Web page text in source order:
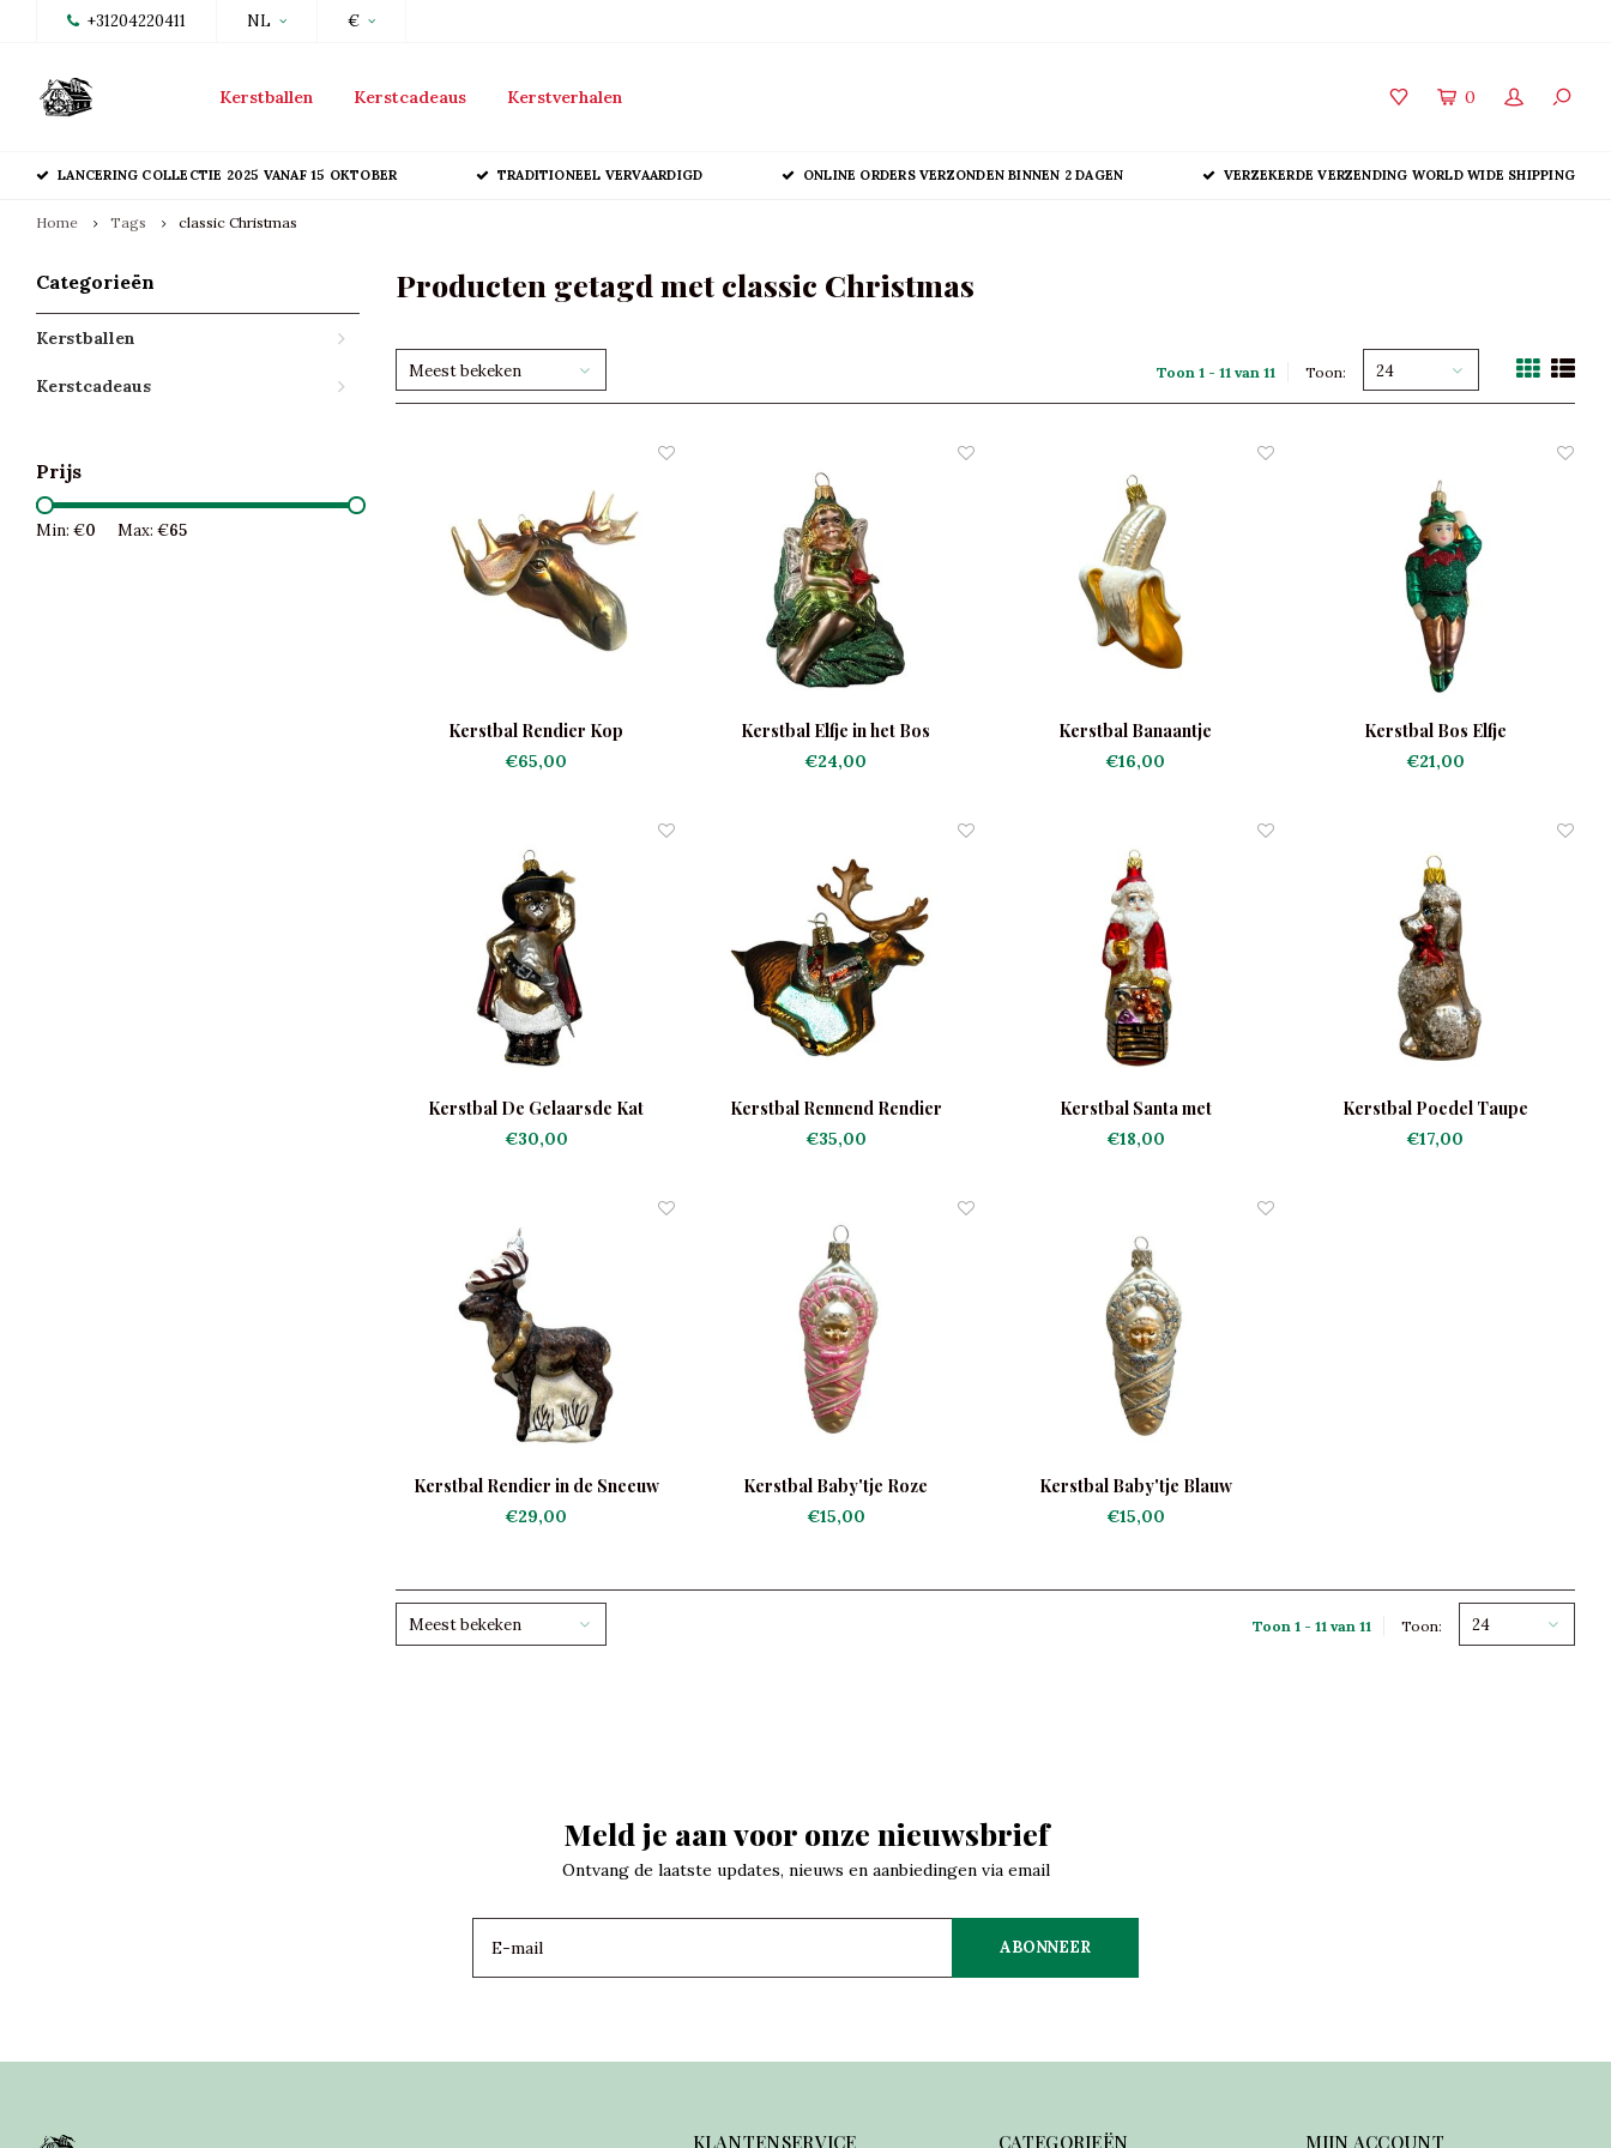
+31204220411 NL €
Kerstballen Kerstcadeaus Kerstverhalen 0
LANCERING COLLECTIE 2025 VANAF 15 OKTOBER TRADITIONEEL VERVAARDIGD ONLINE ORDERS VERZONDEN BINNEN 2 DAGEN VERZEKERDE VERZENDING WORLD WIDE SHIPPING
Home Tags classic Christmas
Categorieën
Kerstballen
Kerstcadeaus
Prijs
Min: €0 Max: €65
Producten getagd met classic Christmas
Meest bekeken Toon 1 - 11 van 11 Toon: 24
Kerstbal Rendier Kop
€65,00
Kerstbal Elfje in het Bos
€24,00
Kerstbal Banaantje
€16,00
Kerstbal Bos Elfje
€21,00
Kerstbal De Gelaarsde Kat
Donker
€30,00
Kerstbal Rennend Rendier
€35,00
Kerstbal Santa met
Speelgoedmand
€18,00
Kerstbal Poedel Taupe
€17,00
Kerstbal Rendier in de Sneeuw
€29,00
Kerstbal Baby'tje Roze
€15,00
Kerstbal Baby'tje Blauw
€15,00
Meest bekeken Toon 1 - 11 van 11 Toon: 24
Meld je aan voor onze nieuwsbrief
Ontvang de laatste updates, nieuws en aanbiedingen via email
ABONNEER
KLANTENSERVICE CATEGORIEËN MIJN ACCOUNT